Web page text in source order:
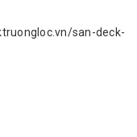
san-deck-